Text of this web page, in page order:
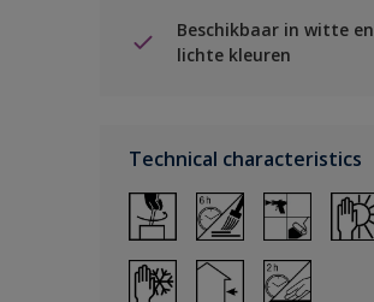
Beschikbaar in witte en
lichte kleuren
Technical characteristics